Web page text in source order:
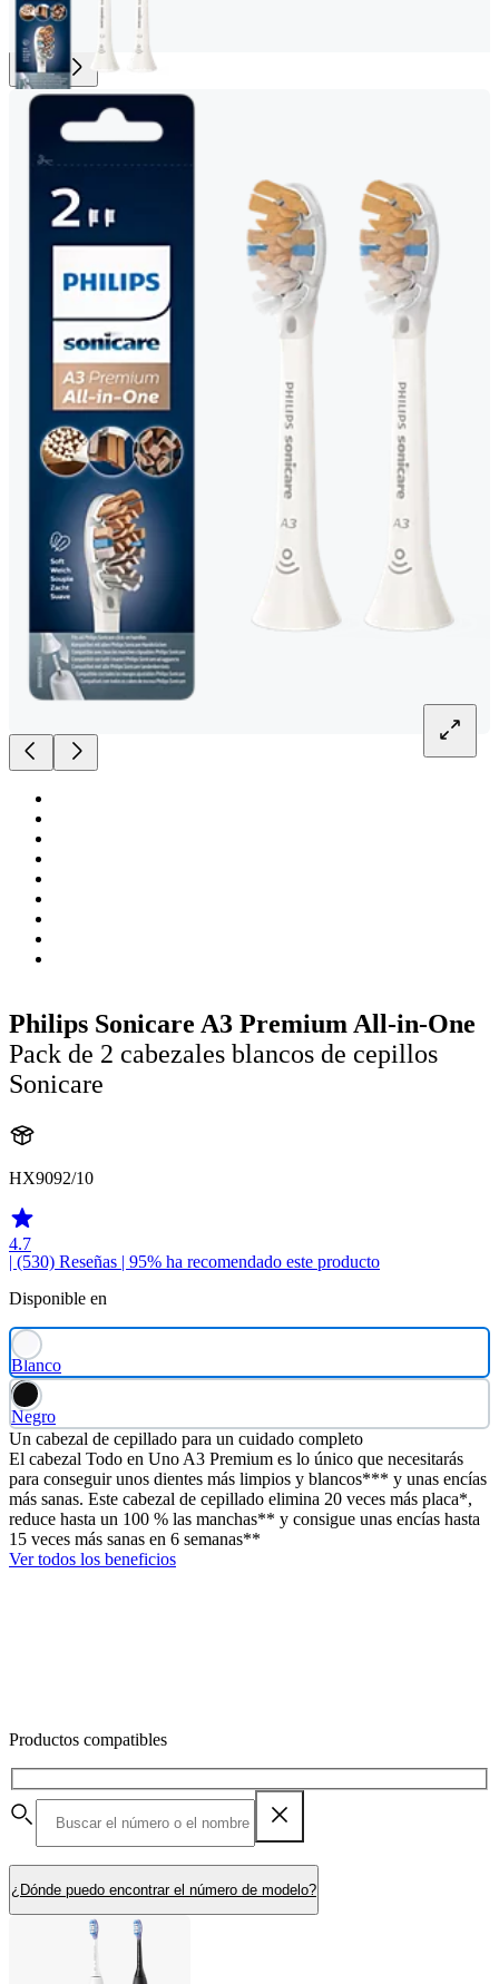
Philips Sonicare A3 Premium All-in-One
Pack de 2 cabezales blancos de cepillos
Sonicare
HX9092/10
4.7
| (530) Reseñas | 95% ha recomendado este producto
Disponible en
Blanco
Negro
Un cabezal de cepillado para un cuidado completo
El cabezal Todo en Uno A3 Premium es lo único que necesitarás
para conseguir unos dientes más limpios y blancos*** y unas encías
más sanas. Este cabezal de cepillado elimina 20 veces más placa*,
reduce hasta un 100 % las manchas** y consigue unas encías hasta
15 veces más sanas en 6 semanas**
Ver todos los beneficios
Productos compatibles
¿Dónde puedo encontrar el número de modelo?